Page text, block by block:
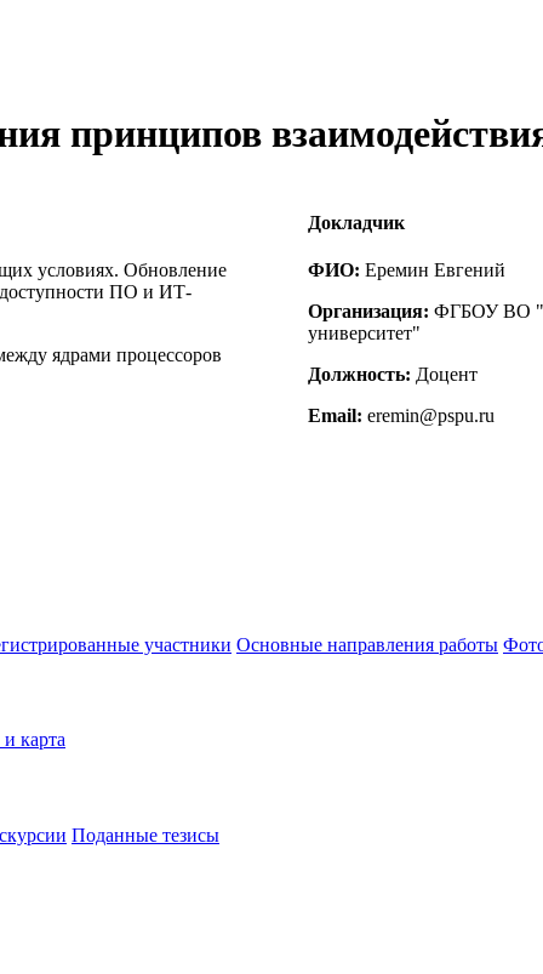
принципов
условиях. Обновление
доступности ПО и ИТ-
ядрами процессоров
Докладчик
ФИО: Еремин Евгений
Организация: ФГБОУ ВО
университет"
Должность: Доцент
Email: eremin@pspu.ru
участники Основные направления работы
карта
Поданные тезисы